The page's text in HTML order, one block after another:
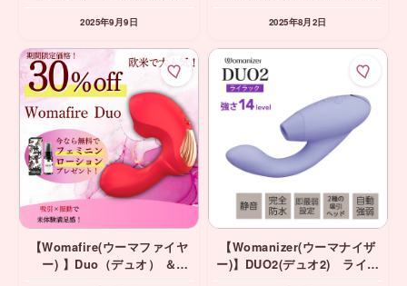
ァイヤー) Liberty （リバテ
Labo（パズル ラボ）1年分
2025年9月9日
JELLY（ルナジェリー）セッ
2025年8月2日
【Womafire(ウーマファイヤ
ー) 】Duo（デュオ） ＆
【Womanizer(ウーマナイザ
ー)】DUO2(デュオ2) ライラ